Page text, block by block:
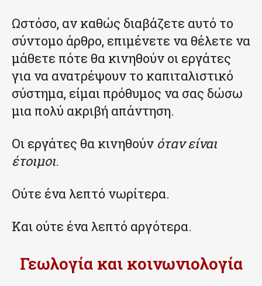
Ωστόσο, αν καθώς διαβάζετε αυτό το
σύντομο άρθρο, επιμένετε να θέλετε να
μάθετε πότε θα κινηθούν οι εργάτες
για να ανατρέψουν το καπιταλιστικό
σύστημα, είμαι πρόθυμος να σας δώσω
μια πολύ ακριβή απάντηση.
Οι εργάτες θα κινηθούν όταν είναι
έτοιμοι.
Ούτε ένα λεπτό νωρίτερα.
Και ούτε ένα λεπτό αργότερα.
Γεωλογία και κοινωνιολογία